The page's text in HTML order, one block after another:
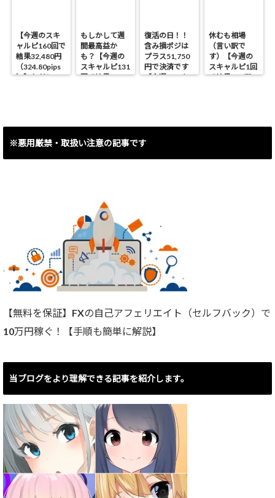
【今週のスキ
ャルピ160回で
結果32,480円
（324.80pips
）】ただしス
もしかして週
間最高益か
も？【今週の
スキャルピ131
回で結果
復活の日！！
含み損ポジは
プラス51,750
円で決済です
【今週のスキ
休むも相場
（言い訳で
す）【今週の
スキャルピ1回
で結果460円
※悪用厳禁・取扱い注意の記事です
【無料を保証】FXの自己アフェリエイト（セルフバック）で
10万円稼ぐ！【手順も簡単に解説】
当ブログをより理解できる記事を紹介します。